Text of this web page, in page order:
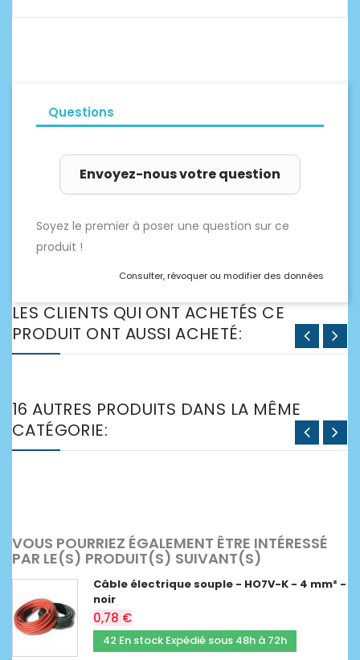
Questions
Envoyez-nous votre question
Soyez le premier à poser une question sur ce
produit !
Consulter, révoquer ou modifier des données
LES CLIENTS QUI ONT ACHETÉS CE
PRODUIT ONT AUSSI ACHETÉ:
16 AUTRES PRODUITS DANS LA MÊME
CATÉGORIE:
VOUS POURRIEZ ÉGALEMENT ÊTRE INTÉRESSÉ
PAR LE(S) PRODUIT(S) SUIVANT(S)
Câble électrique souple - HO7V-K - 4 mm² -
noir
0,78 €
42 En stock Expédié sous 48h à 72h